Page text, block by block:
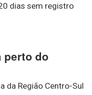
dias sem registro
perto do
da Região Centro-Sul